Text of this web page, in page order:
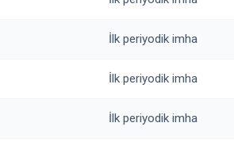
İlk periyodik imha
İlk periyodik imha
İlk periyodik imha